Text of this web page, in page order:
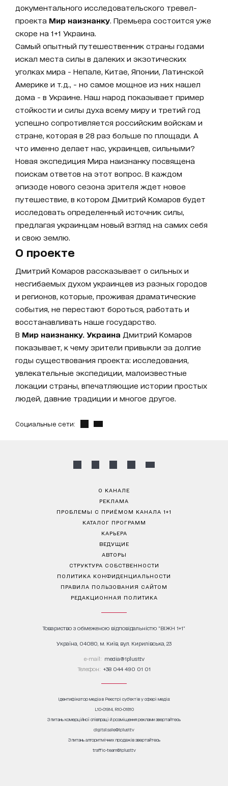
документального исследовательского тревел-
проекта Мир наизнанку . Премьера состоится уже
скоре на 1+1 Украина.
Самый опытный путешественник страны годами
искал места силы в далеких и экзотических
уголках мира - Непале, Китае, Японии, Латинской
Америке и т.д., - но самое мощное из них нашел
дома - в Украине. Наш народ показывает пример
стойкости и силы духа всему миру и третий год
успешно сопротивляется российским войскам и
стране, которая в 28 раз больше по площади. А
что именно делает нас, украинцев, сильными?
Новая экспедиция Мира наизнанку посвящена
поискам ответов на этот вопрос. В каждом
эпизоде нового сезона зрителя ждет новое
путешествие, в котором Дмитрий Комаров будет
исследовать определенный источник силы,
предлагая украинцам новый взгляд на самих себя
и свою землю.
О проекте
Дмитрий Комаров рассказывает о сильных и
несгибаемых духом украинцев из разных городов
и регионов, которые, проживая драматические
события, не перестают бороться, работать и
восстанавливать наше государство.
В Мир наизнанку. Украина Дмитрий Комаров
показывает, к чему зрители привыкли за долгие
годы существования проекта: исследования,
увлекательные экспедиции, малоизвестные
локации страны, впечатляющие истории простых
людей, давние традиции и многое другое.
Социальные сети:
О КАНАЛЕ
РЕКЛАМА
ПРОБЛЕМЫ С ПРИЁМОМ КАНАЛА 1+1
КАТАЛОГ ПРОГРАММ
КАРЬЕРА
ВЕДУЩИЕ
АВТОРЫ
СТРУКТУРА СОБСТВЕННОСТИ
ПОЛИТИКА КОНФИДЕНЦИАЛЬНОСТИ
ПРАВИЛА ПОЛЬЗОВАНИЯ САЙТОМ
РЕДАКЦИОННАЯ ПОЛИТИКА
Товариство з обмеженою відповідальністю "ВІЖН 1+1"
Україна, 04080, м. Київ, вул. Кирилівська, 23
е-mail: media@1plus1.tv
Телефон: +38 044 490 01 01
Ідентифікатор медіа в Реєстрі суб’єктів у сфері медіа:
L10-01914, R10-01810
З питань комерційної співпраці й розміщення реклами звертайтесь
digital.sale@1plus1.tv
З питань алгоритмічних продажів звертайтесь
traffic-team@1plus1.tv